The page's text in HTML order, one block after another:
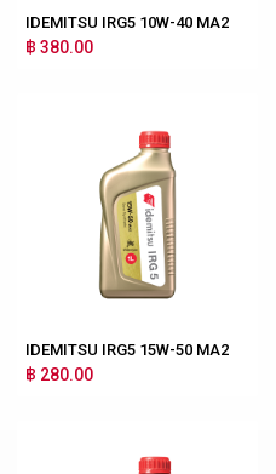
IDEMITSU IRG5 10W-40 MA2
฿ 380.00
IDEMITSU IRG5 15W-50 MA2
฿ 280.00